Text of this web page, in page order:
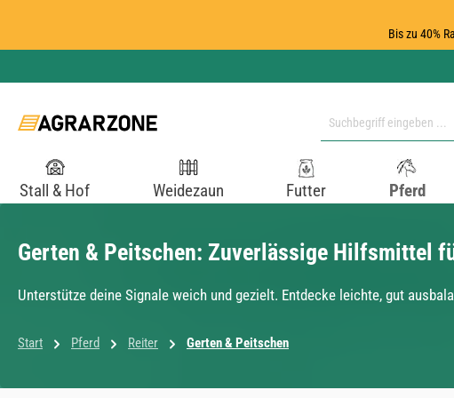
Bis zu 40%
Stall & Hof Weidezaun Futter Pferd
Gerten & Peitschen: Zuverlässige Hilfsmittel
Unterstütze deine Signale weich und gezielt. Entdecke leichte, gut
Start Pferd Reiter Gerten & Peitschen